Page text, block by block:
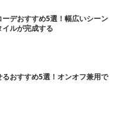
デおすすめ5選！幅広いシーン
ルが完成する
おすすめ5選！オンオフ兼用で